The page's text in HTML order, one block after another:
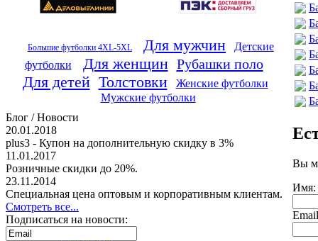
Большие футболки 4XL-5XL Для мужчин
Детские
футболки
Для женщин Рубашки поло
Для детей Толстовки
Женские футболки
Мужские футболки
Блог / Новости
20.01.2018
plus3 - Купон на дополнительную скидку в 3%
11.01.2017
Розничные скидки до 20%.
23.11.2014
Специальная цена оптовым и корпоративным клиентам.
Смотреть все...
Подписаться на новости:
Вы
Имя:
Email